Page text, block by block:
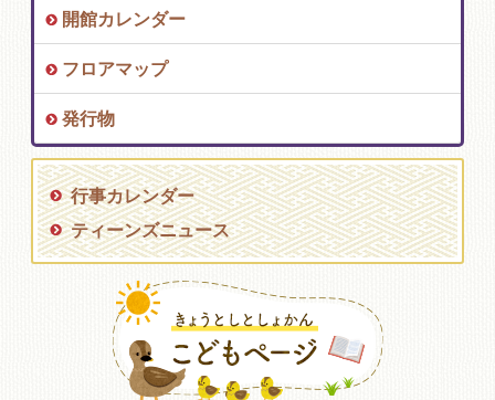
開館カレンダー
フロアマップ
発行物
行事カレンダー
ティーンズニュース